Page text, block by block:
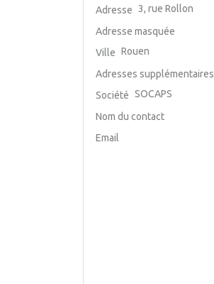
Adresse 3, rue Rollon
Adresse masquée
Ville Rouen
Adresses supplémentaires
Société SOCAPS
Nom du contact
Email